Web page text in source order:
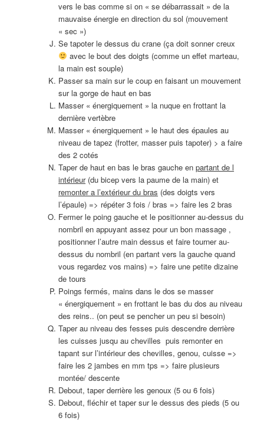
vers le bas comme si on « se débarrassait » de la
mauvaise énergie en direction du sol (mouvement
« sec »)
Se tapoter le dessus du crane (ça doit sonner creux
avec le bout des doigts (comme un effet marteau,
la main est souple)
Passer sa main sur le coup en faisant un mouvement
sur la gorge de haut en bas
Masser « énergiquement » la nuque en frottant la
dernière vertèbre
Masser « énergiquement » le haut des épaules au
niveau de tapez (frotter, masser puis tapoter) > a faire
des 2 cotés
Taper de haut en bas le bras gauche enpartant de l
intérieur(du bicep vers la paume de la main) et
remonter a l’extérieur du bras (des doigts vers
l’épaule) => répéter 3 fois / bras => faire les 2 bras
Fermer le poing gauche et le positionner au-dessus du
nombril en appuyant assez pour un bon massage ,
positionner l’autre main dessus et faire tourner au-
dessus du nombril (en partant vers la gauche quand
vous regardez vos mains) => faire une petite dizaine
de tours
Poings fermés, mains dans le dos se masser
« énergiquement » en frottant le bas du dos au niveau
des reins.. (on peut se pencher un peu si besoin)
Taper au niveau des fesses puis descendre derrière
les cuisses jusqu au chevilles puis remonter en
tapant sur l’intérieur des chevilles, genou, cuisse =>
faire les 2 jambes en mm tps => faire plusieurs
montée/ descente
Debout, taper derrière les genoux (5 ou 6 fois)
Debout, fléchir et taper sur le dessus des pieds (5 ou
6 fois)